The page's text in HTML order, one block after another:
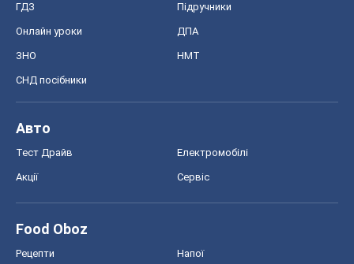
ГДЗ Підручники
Онлайн уроки ДПА
ЗНО НМТ
СНД посібники
Авто
Тест Драйв Електромобілі
Акції Сервіс
Food Oboz
Рецепти Напої